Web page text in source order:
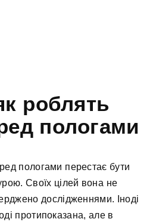
роблять
пологами
пологами перестає бути
Своїх цілей вона не
дослідженнями. Іноді
протипоказана, але в